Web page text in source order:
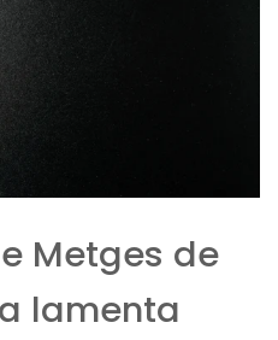
Metges de
lamenta